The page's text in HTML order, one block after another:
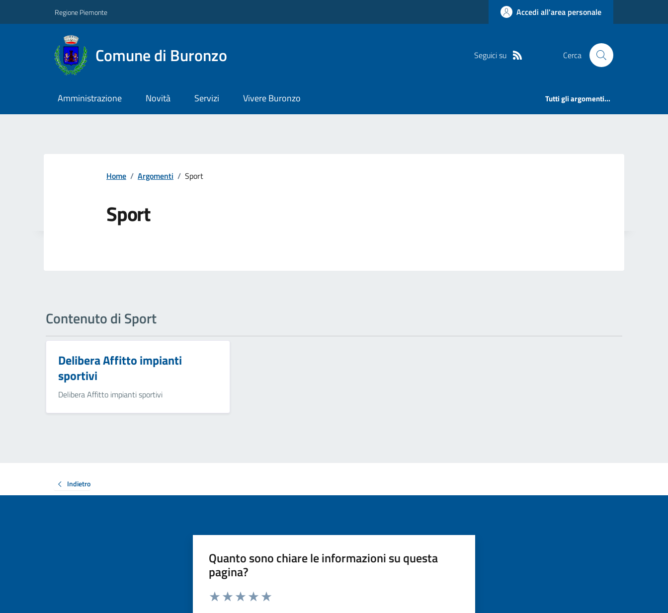
Regione Piemonte Accedi all'area personale
Comune di Buronzo Seguici su Cerca
Amministrazione Novità Servizi Vivere Buronzo Tutti gli argomenti...
Home / Argomenti / Sport
Sport
Contenuto di Sport
Delibera Affitto impianti
sportivi
Delibera Affitto impianti sportivi
Indietro
Quanto sono chiare le informazioni su questa
pagina?
Valuta da 1 a 5 stelle la pagina